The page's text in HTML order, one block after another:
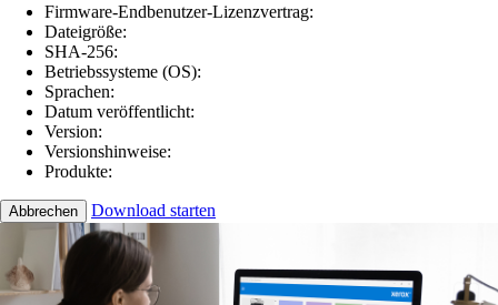
Firmware-Endbenutzer-Lizenzvertrag:
Dateigröße:
SHA-256:
Betriebssysteme (OS):
Sprachen:
Datum veröffentlicht:
Version:
Versionshinweise:
Produkte:
Abbrechen Download starten